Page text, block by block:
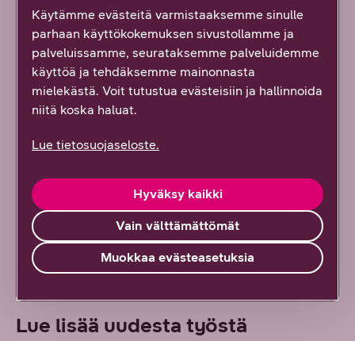
Kaikki artikkelit ja blogit
Kaikki referenssit
Kaikki oppaat
Ota yhteyttä
Lue lisää uudesta työstä
Käytämme evästeitä varmistaaksemme sinulle
parhaan käyttökokemuksen sivustollamme ja
palveluissamme, seurataksemme palveluidemme
käyttöä ja tehdäksemme mainonnasta
mielekästä. Voit tutustua evästeisiin ja hallinnoida
niitä koska haluat.
Lue tietosuojaseloste.
Vain välttämättömät
Hyväksy kaikki
Muokkaa evästeasetuksia